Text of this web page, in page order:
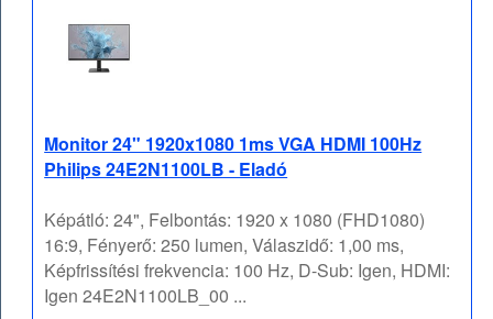
Monitor 24" 1920x1080 1ms VGA HDMI 100Hz
Philips 24E2N1100LB - Eladó
Képátló: 24", Felbontás: 1920 x 1080 (FHD1080)
16:9, Fényerő: 250 lumen, Válaszidő: 1,00 ms,
Képfrissítési frekvencia: 100 Hz, D-Sub: Igen, HDMI:
Igen 24E2N1100LB_00 ...